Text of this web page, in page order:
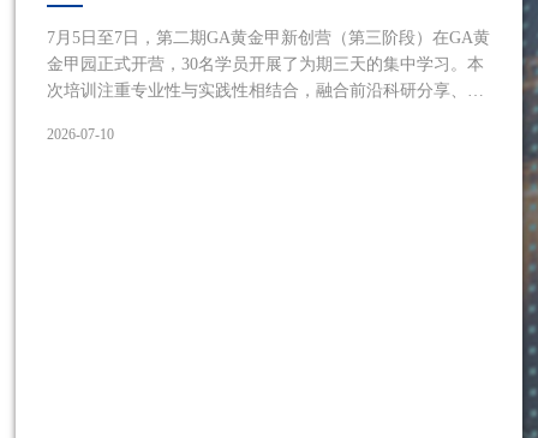
7月5日至7日，第二期GA黄金甲新创营（第三阶段）在GA黄
金甲园正式开营，30名学员开展了为期三天的集中学习。本
次培训注重专业性与实践性相结合，融合前沿科研分享、名
等多维内容，系统助力学员夯实专业基础、拓展行业视野、
2026-07-10